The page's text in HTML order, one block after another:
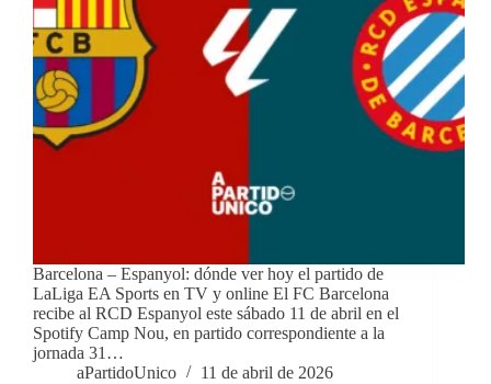
Barcelona – Espanyol: dónde ver hoy el partido de
LaLiga EA Sports en TV y online El FC Barcelona
recibe al RCD Espanyol este sábado 11 de abril en el
Spotify Camp Nou, en partido correspondiente a la
jornada 31…
aPartidoUnico
11 de abril de 2026